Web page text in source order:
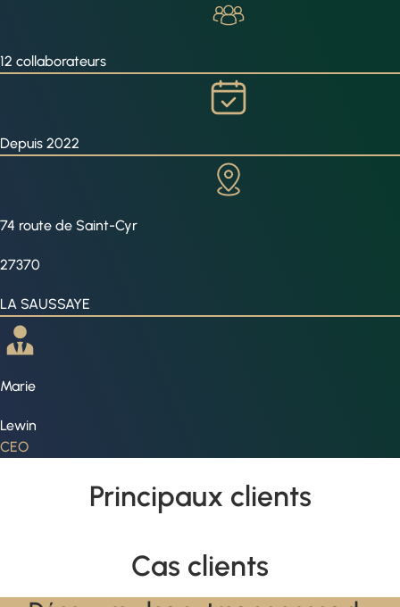
12 collaborateurs
Depuis 2022
74 route de Saint-Cyr
27370
LA SAUSSAYE
Marie
Lewin
CEO
Principaux clients
Cas clients